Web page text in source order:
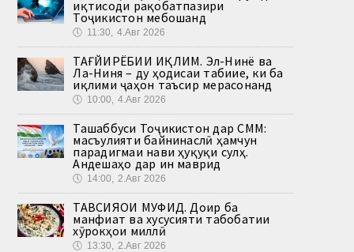
иқтисоди рақобатпазири
Тоҷикистон мебошанд
🕔 11:30, 4.Авг 2026
ТАҒЙИРЁБИИ ИҚЛИМ. Эл-Нинё ва
Ла-Ниня – ду ҳодисаи табиие, ки ба
иқлими ҷаҳон таъсир мерасонанд
🕔 10:00, 4.Авг 2026
Ташаббуси Тоҷикистон дар СММ:
масъулияти байнинаслӣ ҳамчун
парадигмаи нави ҳуқуқи сулҳ.
Андешаҳо дар ин маврид
🕔 14:00, 2.Авг 2026
ТАВСИЯҲОИ МУФИД. Доир ба
манфиат ва хусусияти табобатии
хӯрокҳои миллӣ
🕔 13:30, 2.Авг 2026